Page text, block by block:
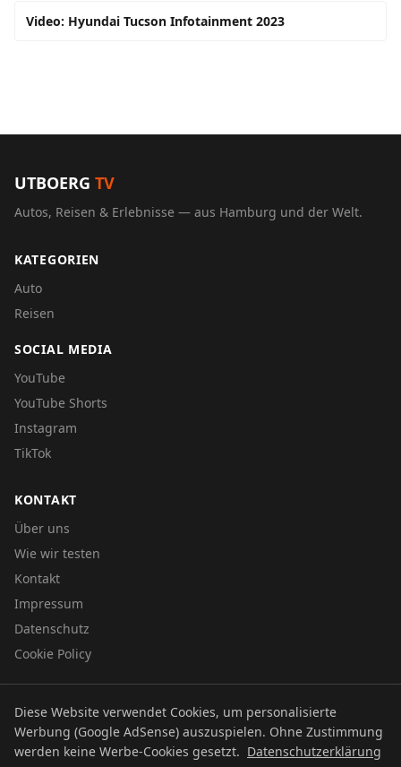
Video: Hyundai Tucson Infotainment 2023
UTBOERG TV
Autos, Reisen & Erlebnisse — aus Hamburg und der Welt.
KATEGORIEN
Auto
Reisen
SOCIAL MEDIA
YouTube
YouTube Shorts
Instagram
TikTok
KONTAKT
Über uns
Wie wir testen
Kontakt
Impressum
Datenschutz
Cookie Policy
© 2026 UTBOERG TV
DatenschutzImpressumCookie Policy
Diese Website verwendet Cookies, um personalisierte
Werbung (Google AdSense) auszuspielen. Ohne Zustimmung
werden keine Werbe-Cookies gesetzt. Datenschutzerklärung